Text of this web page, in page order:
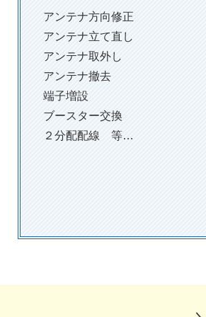
アンテナ方向修正
アンテナ立て直し
アンテナ取外し
アンテナ撤去
端子増設
ブースター交換
２分配配線 等…